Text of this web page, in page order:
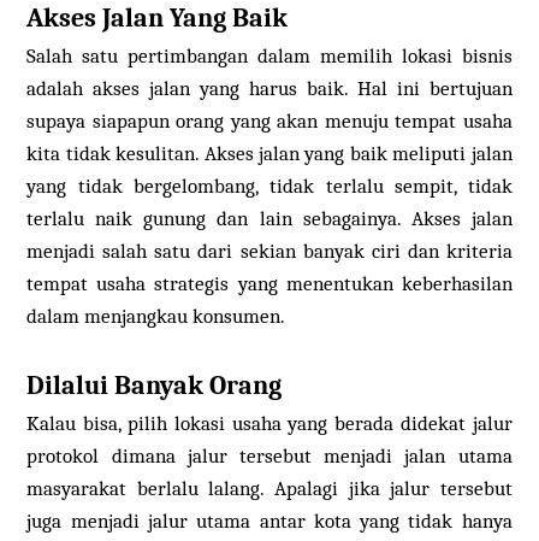
Akses Jalan Yang Baik
Salah satu pertimbangan dalam memilih lokasi bisnis
adalah akses jalan yang harus baik. Hal ini bertujuan
supaya siapapun orang yang akan menuju tempat usaha
kita tidak kesulitan. Akses jalan yang baik meliputi jalan
yang tidak bergelombang, tidak terlalu sempit, tidak
terlalu naik gunung dan lain sebagainya. Akses jalan
menjadi salah satu dari sekian banyak ciri dan kriteria
tempat usaha strategis yang menentukan keberhasilan
dalam menjangkau konsumen.
Dilalui Banyak Orang
Kalau bisa, pilih lokasi usaha yang berada didekat jalur
protokol dimana jalur tersebut menjadi jalan utama
masyarakat berlalu lalang. Apalagi jika jalur tersebut
juga menjadi jalur utama antar kota yang tidak hanya